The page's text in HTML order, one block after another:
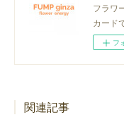
フラワ
カード
フ
関連記事